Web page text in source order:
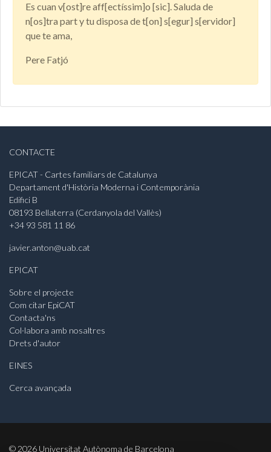
Es cuan v[ost]re aff[ectíssim]o [sic]. Saluda de
n[os]tra part y tu disposa de t[on] s[egur] s[ervidor]
que te ama,
Pere Fatjó
CONTACTE
EPICAT - Cartes familiars de Catalunya
Departament d'Història Moderna i Contemporània
Edifici B
08193 Bellaterra (Cerdanyola del Vallès)
+34 93 581 11 86
javier.anton@uab.cat
EPICAT
Sobre el projecte
Com citar EpiCAT
Contacta'ns
Col·labora amb nosaltres
Drets d'autor
EINES
Cerca avançada
© 2026 Universitat Autònoma de Barcelona